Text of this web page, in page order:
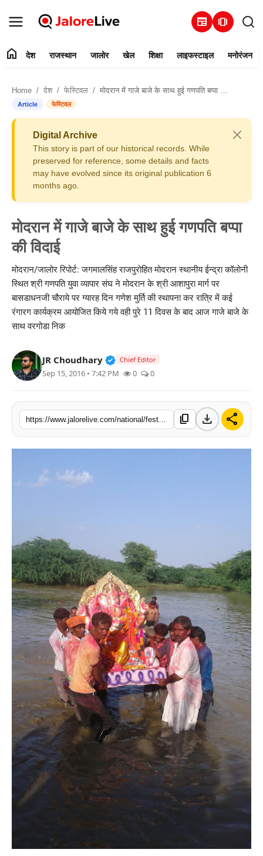
newspaper amp_stories
संपर्क करें
राजस्थान
खेल
शिक्षा
लाइफस्टाइल
मनोरंजन
विशेष
home देश राजस्थान जालोर खेल शिक्षा लाइफस्टाइल मनोरंजन
Home देश फेस्टिवल मोदरान में गाजे बाजे के साथ हुई गणपति बप्पा की विदाई
Article फेस्टिवल
Digital Archive
This story is part of our historical records. While
preserved for reference, some details and facts
may have evolved since its original publication 6
months ago.
मोदरान में गाजे बाजे के साथ हुई गणपति बप्पा
की विदाई
मोदरान/जालोर रिपोर्ट: जगमालसिंह राजपुरोहित मोदरान स्थानीय ईन्द्रा कॉलोनी
स्थित श्री गणपति युवा व्यापार संघ ने मोदरान के श्री आशापुरा मार्ग पर
बासडाधनजी चौराये पर ग्यारह दिन गणेश मुर्ति की स्थापना कर रात्रि में कई
रंगारग कार्यक्रम आयोजित किये गये वही पुरे 11 दिवस के बाद आज गाजे बाजे के
साथ वरगोडा निक
JR Choudhary Verified Public Figure • 30 Mar,
Chief Editor
Sep 15, 2016 • 7:42 PM 0 0
content_copy download share